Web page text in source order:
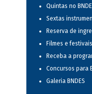
Quintas no
Sextas
Reserva de
Filmes e
Receba a
Concursos para
Galeria BNDES